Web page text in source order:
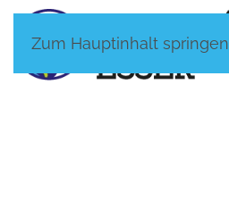
Zum Hauptinhalt springen